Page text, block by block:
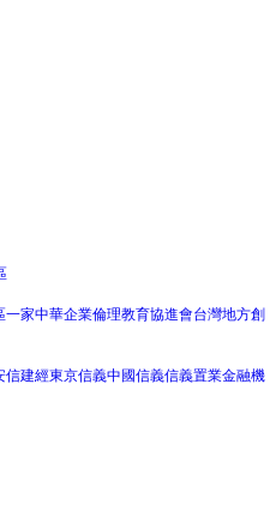
一家中華企業倫理教育協進會台灣地方創
信建經東京信義中國信義信義置業金融機